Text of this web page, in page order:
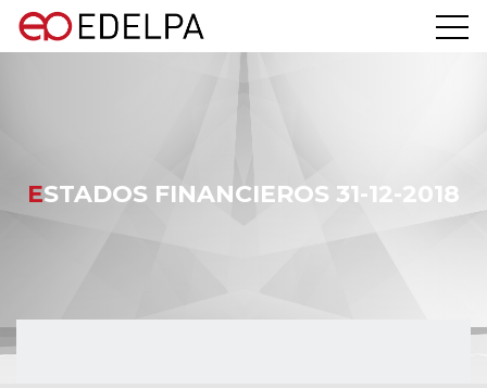
ESTADOS FINANCIEROS 31-12-2018